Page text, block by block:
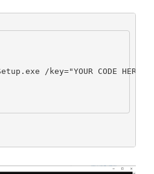
/key="YOUR CODE HERE" /